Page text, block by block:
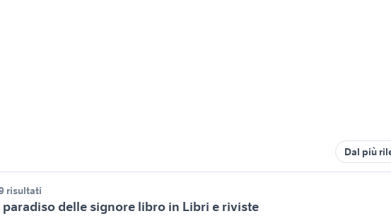
Dal più
risultati
paradiso delle signore libro in Libri e riviste